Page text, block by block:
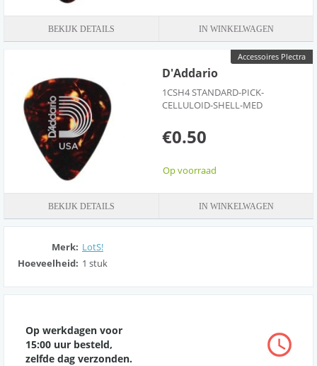
BEKIJK DETAILS IN WINKELWAGEN
Accessoires Plectra
D'Addario
1CSH4 STANDARD-PICK-
CELLULOID-SHELL-MED
€0.50
Op voorraad
BEKIJK DETAILS IN WINKELWAGEN
Merk: LotS!
Hoeveelheid: 1 stuk
Op werkdagen voor
15:00 uur besteld,
zelfde dag verzonden.